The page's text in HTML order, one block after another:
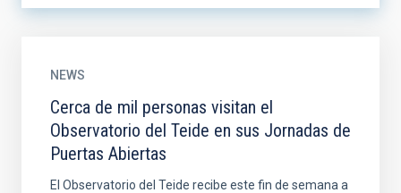
NEWS
Cerca de mil personas visitan el
Observatorio del Teide en sus Jornadas de
Puertas Abiertas
El Observatorio del Teide recibe este fin de semana a